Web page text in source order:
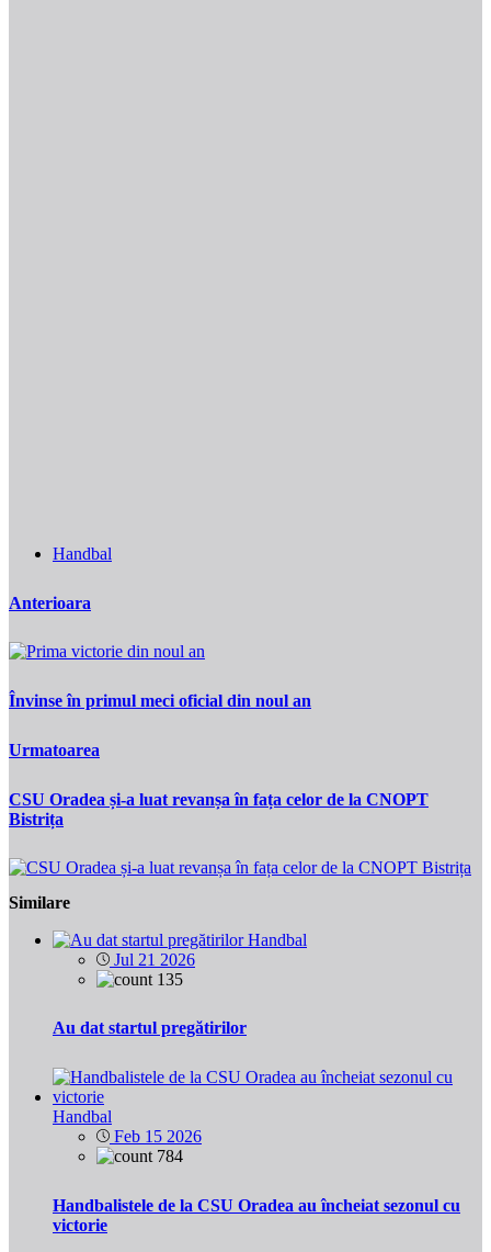
Handbal
Anterioara
Învinse în primul meci oficial din noul an
Urmatoarea
CSU Oradea și-a luat revanșa în fața celor de la CNOPT
Bistrița
Similare
Handbal
Jul 21 2026
135
Au dat startul pregătirilor
Handbal
Feb 15 2026
784
Handbalistele de la CSU Oradea au încheiat sezonul cu
victorie